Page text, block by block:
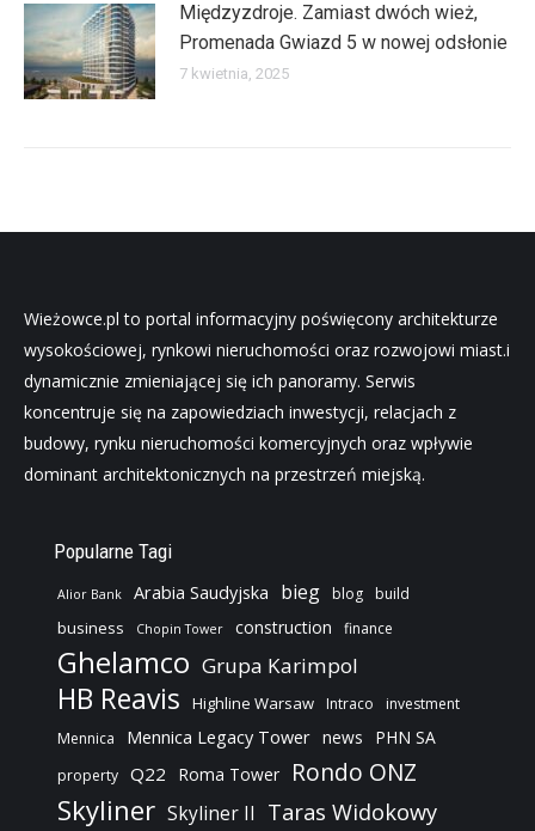
Międzyzdroje. Zamiast dwóch wież,
Promenada Gwiazd 5 w nowej odsłonie
7 kwietnia, 2025
Wieżowce.pl to portal informacyjny poświęcony architekturze
wysokościowej, rynkowi nieruchomości oraz rozwojowi miast.i
dynamicznie zmieniającej się ich panoramy. Serwis
koncentruje się na zapowiedziach inwestycji, relacjach z
budowy, rynku nieruchomości komercyjnych oraz wpływie
dominant architektonicznych na przestrzeń miejską.
Popularne Tagi
Alior Bank Arabia Saudyjska bieg blog build
business Chopin Tower construction finance
Ghelamco Grupa Karimpol
HB Reavis Highline Warsaw Intraco
investment
Mennica
Mennica Legacy Tower news PHN SA
property Q22 Roma Tower Rondo ONZ
Skyliner Skyliner II Taras Widokowy